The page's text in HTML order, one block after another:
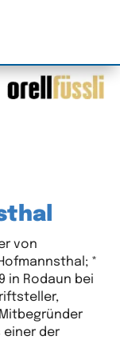
von
*
in Rodaun bei
einer der